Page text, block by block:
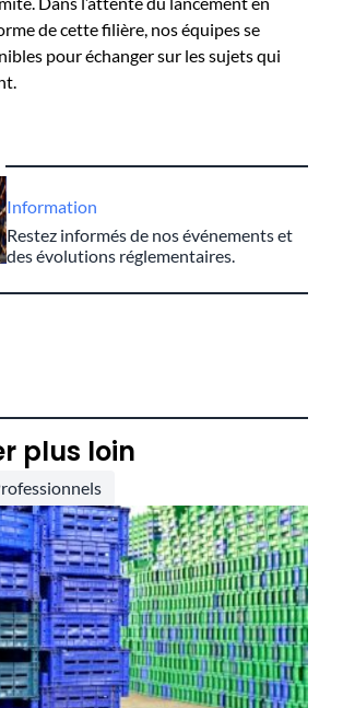
de cette filière​, nos équipes ​se
pour échanger sur les sujets qui
Information
Restez informés de nos événements et
des évolutions réglementaires.
plus loin